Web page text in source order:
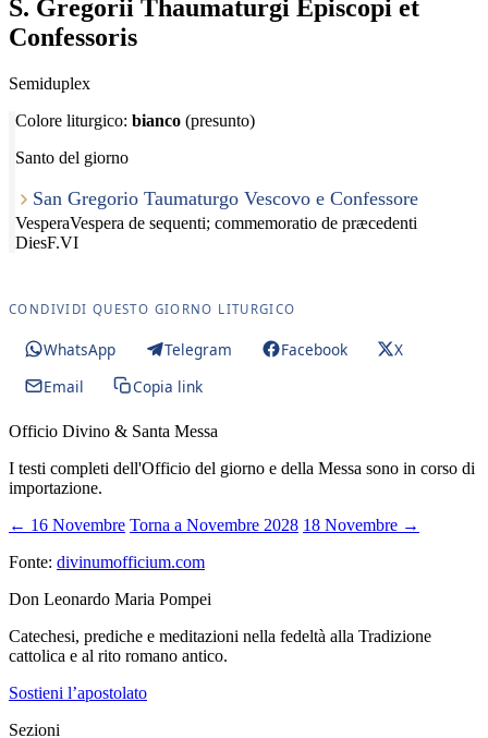
S. Gregorii Thaumaturgi Episcopi et
Confessoris
Semiduplex
Colore liturgico: bianco (presunto)
Santo del giorno
San Gregorio Taumaturgo Vescovo e Confessore
VesperaVespera de sequenti; commemoratio de præcedenti
DiesF.VI
CONDIVIDI QUESTO GIORNO LITURGICO
WhatsApp Telegram Facebook
X
Email
Copia link
Officio Divino & Santa Messa
I testi completi dell'Officio del giorno e della Messa sono in corso di
importazione.
← 16 Novembre Torna a Novembre 2028 18 Novembre →
Fonte: divinumofficium.com
Don Leonardo Maria Pompei
Catechesi, prediche e meditazioni nella fedeltà alla Tradizione
cattolica e al rito romano antico.
Sostieni l’apostolato
Sezioni